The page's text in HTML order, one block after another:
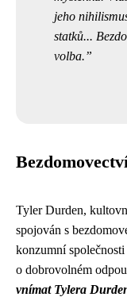
jeho
statků...
volba.
Tyler Durden,
spojován s
konzumní
o dobrovolném
vnímat Tylera